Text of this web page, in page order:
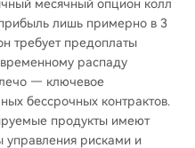
месячный опцион колл
лишь примерно в 3
требует предоплаты
распаду
— ключевое
бессрочных контрактов.
продукты имеют
управления рисками и